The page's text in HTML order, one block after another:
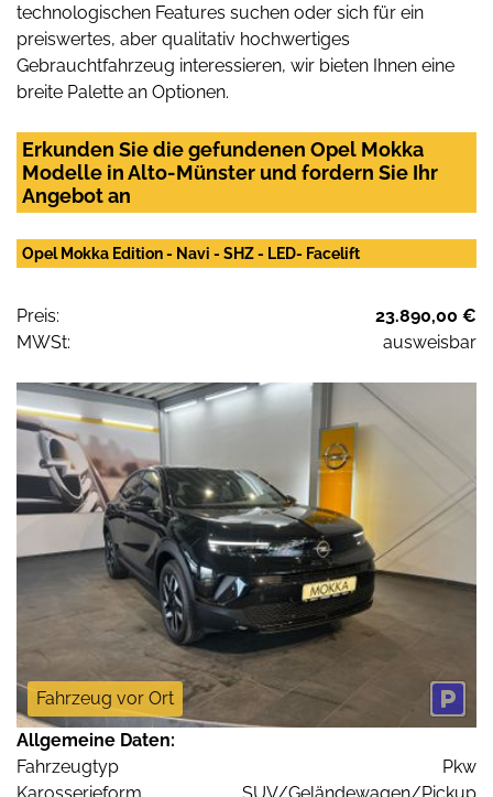
technologischen Features suchen oder sich für ein
preiswertes, aber qualitativ hochwertiges
Gebrauchtfahrzeug interessieren, wir bieten Ihnen eine
breite Palette an Optionen.
Erkunden Sie die gefundenen Opel Mokka
Modelle in Alto-Münster und fordern Sie Ihr
Angebot an
Opel Mokka Edition - Navi - SHZ - LED- Facelift
Preis:
23.890,00 €
MWSt:
ausweisbar
Fahrzeug vor Ort
Allgemeine Daten:
Fahrzeugtyp
Pkw